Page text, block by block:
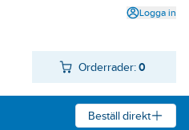
Logga in
Orderrader: 0
Beställ direkt